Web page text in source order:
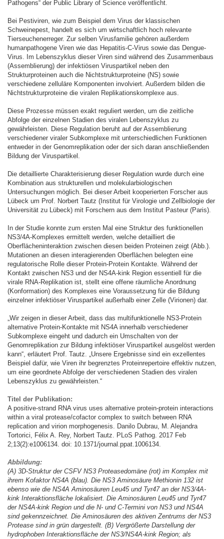
Pathogens“ der Public Library of Science veröffentlicht.
Bei Pestiviren, wie zum Beispiel dem Virus der klassischen
Schweinepest, handelt es sich um wirtschaftlich hoch relevante
Tierseuchenerreger. Zur selben Virusfamilie gehören außerdem
humanpathogene Viren wie das Hepatitis-C-Virus sowie das Dengue-
Virus. Im Lebenszyklus dieser Viren sind während des Zusammenbaus
(Assemblierung) der infektiösen Viruspartikel neben den
Strukturproteinen auch die Nichtstrukturproteine (NS) sowie
verschiedene zelluläre Komponenten involviert. Außerdem bilden die
Nichtstrukturproteine die viralen Replikationskomplexe aus.
Diese Prozesse müssen exakt reguliert werden, um die zeitliche
Abfolge der einzelnen Stadien des viralen Lebenszyklus zu
gewährleisten. Diese Regulation beruht auf der Assemblierung
verschiedener viraler Subkomplexe mit unterschiedlichen Funktionen
entweder in der Genomreplikation oder der sich daran anschließenden
Bildung der Viruspartikel.
Die detaillierte Charakterisierung dieser Regulation wurde durch eine
Kombination aus strukturellen und molekularbiologischen
Untersuchungen möglich. Bei dieser Arbeit kooperierten Forscher aus
Lübeck um Prof. Norbert Tautz (Institut für Virologie und Zellbiologie der
Universität zu Lübeck) mit Forschern aus dem Institut Pasteur (Paris).
In der Studie konnte zum ersten Mal eine Struktur des funktionellen
NS3/4A-Komplexes ermittelt werden, welche detailliert die
Oberflächeninteraktion zwischen diesen beiden Proteinen zeigt (Abb.).
Mutationen an diesen interagierenden Oberflächen belegten eine
regulatorische Rolle dieser Protein-Protein Kontakte. Während der
Kontakt zwischen NS3 und der NS4A-kink Region essentiell für die
virale RNA-Replikation ist, stellt eine offene räumliche Anordnung
(Konformation) des Komplexes eine Voraussetzung für die Bildung
einzelner infektiöser Viruspartikel außerhalb einer Zelle (Virionen) dar.
„Wir zeigen in dieser Arbeit, dass das multifunktionelle NS3-Protein
alternative Protein-Kontakte mit NS4A innerhalb verschiedener
Subkomplexe eingeht und dadurch ein Umschalten von der
Genomreplikation zur Bildung infektiöser Viruspartikel ausgelöst werden
kann“, erläutert Prof. Tautz. „Unsere Ergebnisse sind ein exzellentes
Beispiel dafür, wie Viren ihr begrenztes Proteinrepertoire effektiv nutzen,
um eine geordnete Abfolge der verschiedenen Stadien des viralen
Lebenszyklus zu gewährleisten.“
Titel der Publikation:
A positive-strand RNA virus uses alternative protein-protein interactions
within a viral protease/cofactor complex to switch between RNA
replication and virion morphogenesis. Danilo Dubrau, M. Alejandra
Tortorici, Félix A. Rey, Norbert Tautz. PLoS Pathog. 2017 Feb
2;13(2):e1006134. doi: 10.1371/journal.ppat.1006134.
Abbildung:
(A) 3D-Struktur der CSFV NS3 Proteasedomäne (rot) im Komplex mit
ihrem Kofaktor NS4A (blau). Die NS3 Aminosäure Methionin 132 ist
ebenso wie die NS4A Aminosäuren Leu45 und Tyr47 an der NS3/4A-
kink Interaktionsfläche lokalisiert. Die Aminosäuren Leu45 und Tyr47
der NS4A-kink Region und die N- und C-Termini von NS3 und NS4A
sind gekennzeichnet. Die Aminosäuren des aktiven Zentrums der NS3
Protease sind in grün dargestellt. (B) Vergrößerte Darstellung der
hydrophoben Interaktionsfläche der NS3/NS4A-kink Region; als